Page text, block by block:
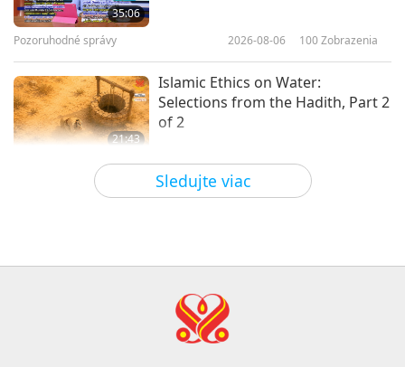
17:52
Sledujte viac
35:06
Pozoruhodné správy 2026-08-06 100Zobrazenia
21:43
Islamic Ethics on Water:
Selections from the Hadith, Part 2
of 2
2026-08-06 91
19:47
Mistryniny rozhovory o vnitřním